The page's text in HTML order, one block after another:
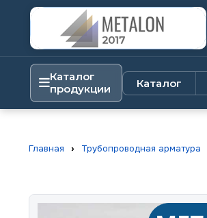
Каталог
продукции
Каталог
Главная › Трубопроводная арматура